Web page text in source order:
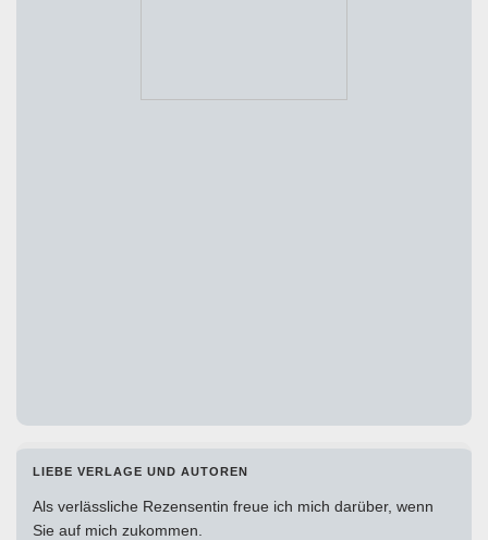
LIEBE VERLAGE UND AUTOREN
Als verlässliche Rezensentin freue ich mich darüber, wenn
Sie auf mich zukommen.